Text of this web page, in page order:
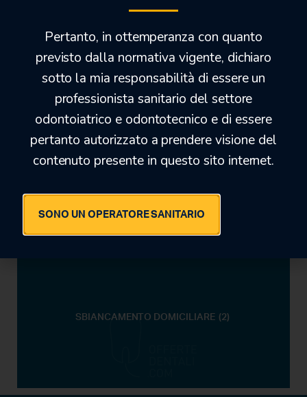
SBIANCAMENTO PROFESSIONALE(5)
SBIANCAMENTO DOMICILIARE (2)
Pertanto, in ottemperanza con quanto
previsto dalla normativa vigente, dichiaro
sotto la mia responsabilità di essere un
professionista sanitario del settore
odontoiatrico e odontotecnico e di essere
pertanto autorizzato a prendere visione del
contenuto presente in questo sito internet.
SONO UN OPERATORE SANITARIO